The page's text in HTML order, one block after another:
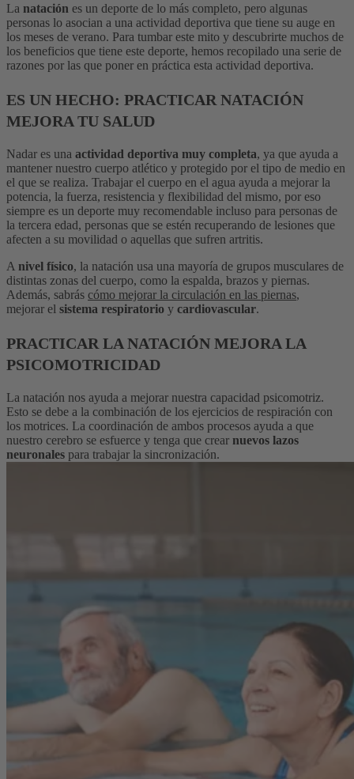
La natación es un deporte de lo más completo, pero algunas
personas lo asocian a una actividad deportiva que tiene su auge en
los meses de verano. Para tumbar este mito y descubrirte muchos de
los beneficios que tiene este deporte, hemos recopilado una serie de
razones por las que poner en práctica esta actividad deportiva.
ES UN HECHO: PRACTICAR NATACIÓN
MEJORA TU SALUD
Nadar es una actividad deportiva muy completa, ya que ayuda a
mantener nuestro cuerpo atlético y protegido por el tipo de medio en
el que se realiza. Trabajar el cuerpo en el agua ayuda a mejorar la
potencia, la fuerza, resistencia y flexibilidad del mismo, por eso
siempre es un deporte muy recomendable incluso para personas de
la tercera edad, personas que se estén recuperando de lesiones que
afecten a su movilidad o aquellas que sufren artritis.
A nivel físico, la natación usa una mayoría de grupos musculares de
distintas zonas del cuerpo, como la espalda, brazos y piernas.
Además, sabrás cómo mejorar la circulación en las piernas,
mejorar el sistema respiratorio y cardiovascular.
PRACTICAR LA NATACIÓN MEJORA LA
PSICOMOTRICIDAD
La natación nos ayuda a mejorar nuestra capacidad psicomotriz.
Esto se debe a la combinación de los ejercicios de respiración con
los motrices. La coordinación de ambos procesos ayuda a que
nuestro cerebro se esfuerce y tenga que crear nuevos lazos
neuronales para trabajar la sincronización.